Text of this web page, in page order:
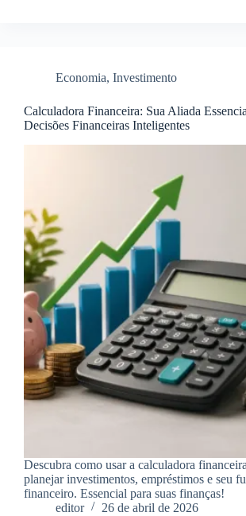
Economia, Investimento
Calculadora Financeira: Sua Aliada
Decisões Financeiras Inteligentes
Descubra como usar a calculadora
planejar investimentos, empréstimos e seu
financeiro. Essencial para suas finanças!
editor
26 de abril de 2026